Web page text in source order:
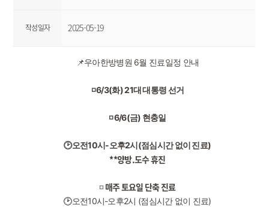
작성일자 2025-05-19
📌우아한방병원 6월 진료일정 안내
◽ 6/3(화) 21대 대통령 선거
◽ 6/6(금) 현충일
🕑오전10시-오후2시(점심시간 없이 진료)
**양방.도수 휴진
◽ 매주 토요일 단축 진료
🕑오전10시-오후2시 (점심시간 없이 진료)